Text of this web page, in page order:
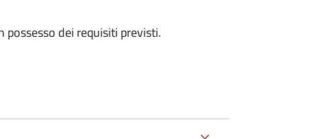
dei requisiti previsti.